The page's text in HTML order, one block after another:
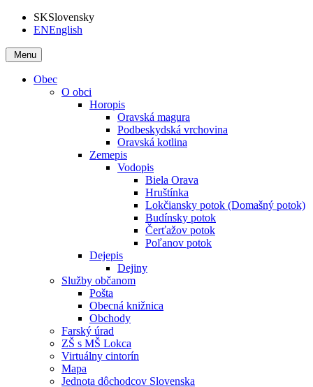
SKSlovensky
ENEnglish
Menu
Obec
O obci
Horopis
Oravská magura
Podbeskydská vrchovina
Oravská kotlina
Zemepis
Vodopis
Biela Orava
Hruštínka
Lokčiansky potok (Domašný potok)
Budínsky potok
Čerťažov potok
Poľanov potok
Dejepis
Dejiny
Služby občanom
Pošta
Obecná knižnica
Obchody
Farský úrad
ZŠ s MŠ Lokca
Virtuálny cintorín
Mapa
Jednota dôchodcov Slovenska